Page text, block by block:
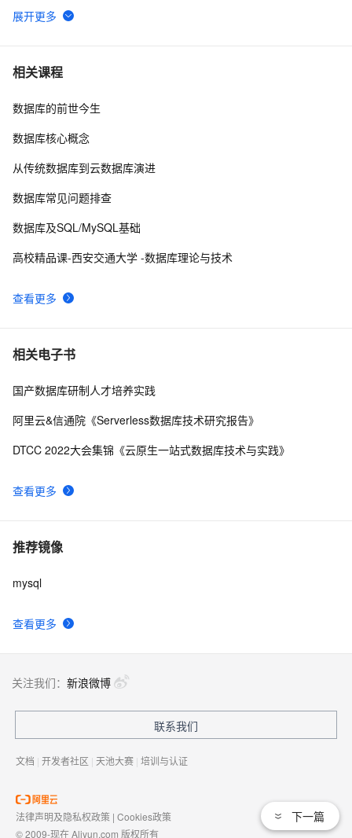
6 MySQL调优
7 PostgreSQL\MySQL比较
8 mysql 主从复制实现原理
10Linux源码方式安装mysql5.5 GA
相关课程
查看更多
数据库的前世今生
数据库核心概念
从传统数据库到云数据库演进
数据库常见问题排查
数据库及SQL/MySQL基础
高校精品课-西安交通大学 -数据库理论与技术
相关电子书
查看更多
国产数据库研制人才培养实践
阿里云&信通院《Serverless数据库技术研究报告》
DTCC 2022大会集锦《云原生一站式数据库技术与实践》
推荐镜像
查看更多
mysql
下一篇
关注我们： 新浪微博
联系我们
文档 | 开发者社区 | 天池大赛 | 培训与认证
法律声明及隐私权政策 | Cookies政策
© 2009-现在 Aliyun.com 版权所有